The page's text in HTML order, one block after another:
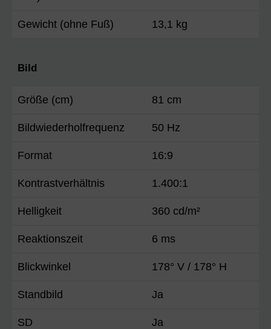
Gewicht (ohne Fuß) 13,1 kg
Bild
Größe (cm) 81 cm
Bildwiederholfrequenz 50 Hz
Format 16:9
Kontrastverhältnis 1.400:1
Helligkeit 360 cd/m²
Reaktionszeit 6 ms
Blickwinkel 178° V / 178° H
Standbild Ja
SD Ja